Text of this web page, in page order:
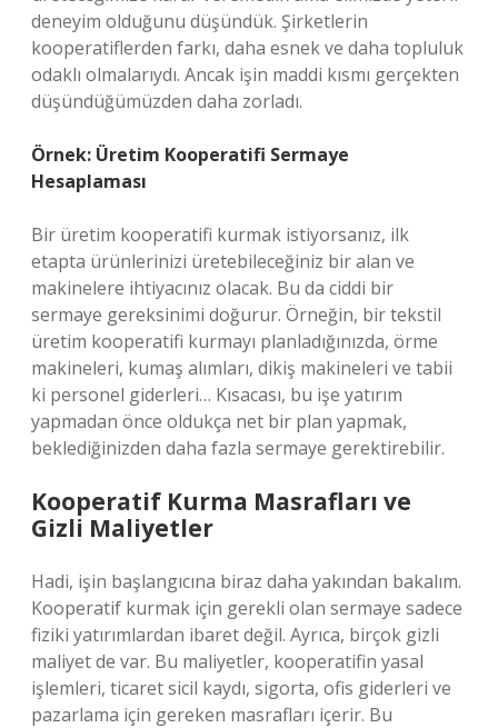
deneyim olduğunu düşündük. Şirketlerin
kooperatiflerden farkı, daha esnek ve daha topluluk
odaklı olmalarıydı. Ancak işin maddi kısmı gerçekten
düşündüğümüzden daha zorladı.
Örnek: Üretim Kooperatifi Sermaye
Hesaplaması
Bir üretim kooperatifi kurmak istiyorsanız, ilk
etapta ürünlerinizi üretebileceğiniz bir alan ve
makinelere ihtiyacınız olacak. Bu da ciddi bir
sermaye gereksinimi doğurur. Örneğin, bir tekstil
üretim kooperatifi kurmayı planladığınızda, örme
makineleri, kumaş alımları, dikiş makineleri ve tabii
ki personel giderleri… Kısacası, bu işe yatırım
yapmadan önce oldukça net bir plan yapmak,
beklediğinizden daha fazla sermaye gerektirebilir.
Kooperatif Kurma Masrafları ve
Gizli Maliyetler
Hadi, işin başlangıcına biraz daha yakından bakalım.
Kooperatif kurmak için gerekli olan sermaye sadece
fiziki yatırımlardan ibaret değil. Ayrıca, birçok gizli
maliyet de var. Bu maliyetler, kooperatifin yasal
işlemleri, ticaret sicil kaydı, sigorta, ofis giderleri ve
pazarlama için gereken masrafları içerir. Bu